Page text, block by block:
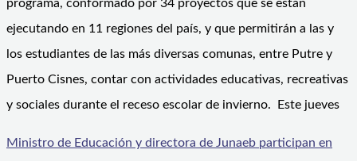
programa, conformado por 34 proyectos que se están
ejecutando en 11 regiones del país, y que permitirán a las y
los estudiantes de las más diversas comunas, entre Putre y
Puerto Cisnes, contar con actividades educativas, recreativas
y sociales durante el receso escolar de invierno. Este jueves
Ministro de Educación y directora de Junaeb participan en